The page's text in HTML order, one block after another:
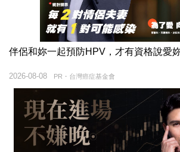
伴侶和妳一起預防HPV，才有資格說愛妳
PR・台灣癌症基金會
2026-08-08